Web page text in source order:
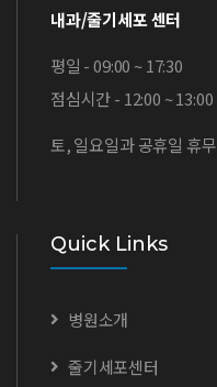
내과/줄기세포 센터
평일 - 09:00 ~ 17:30
점심시간 - 12:00 ~ 13:00
토, 일요일과 공휴일 휴무
Quick Links
병원소개
줄기세포센터